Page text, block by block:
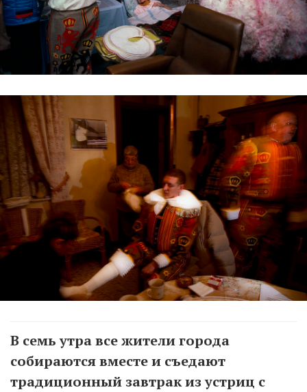
В семь утра все жители города
собираются вместе и съедают
традиционный завтрак из устриц с